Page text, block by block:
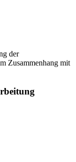
der
Zusammenhang mit